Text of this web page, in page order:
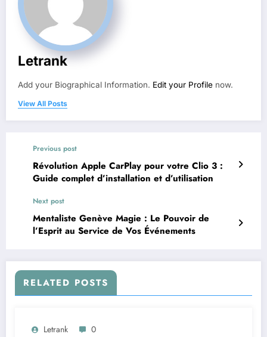
Letrank
Add your Biographical Information. Edit your Profile now.
View All Posts
Previous post
Révolution Apple CarPlay pour votre Clio 3 :
Guide complet d’installation et d’utilisation
Next post
Mentaliste Genève Magie : Le Pouvoir de
l’Esprit au Service de Vos Événements
RELATED POSTS
Letrank 0